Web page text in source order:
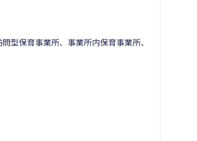
型保育事業所、事業所内保育事業所、